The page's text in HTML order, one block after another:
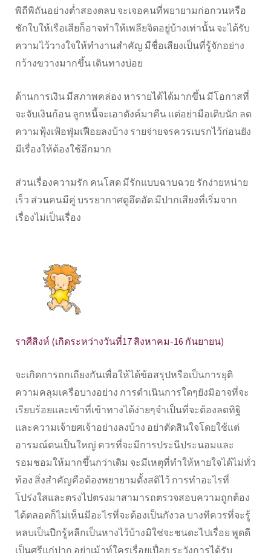
พิถีพิถันอย่างต่ำสองตลบ จะเจอคนที่พยายามก่อกวนหรือ
ชักใบให้เรือเสียก็อาจทำให้เพลียจิตอยู่บ้างเท่านั้น จะได้รับ
ความไว้วางใจให้ทำงานสำคัญ มีชื่อเสียงเป็นที่รู้จักอย่าง
กว้างขวางมากขึ้น เดินทางบ่อย
ด้านการเงิน มีสภาพคล่อง หารายได้ได้มากขึ้น มีโอกาสที่
จะจับเงินก้อน ลูกหนี้จะเอาตังค์มาคืน แต่อย่ามือเติบนัก ลด
ความฟุ้งเฟ้อฟุ่มเฟือยลงบ้าง รายจ่ายจรควรเบรกไว้ก่อนยัง
มีเรื่องให้ต้องใช้อีกมาก
ส่วนเรื่องความรัก คนโสด มีรักแบบฉาบฉวย รักง่ายหน่าย
เร็ว ส่วนคนมีคู่ บรรยากาศดูอึดอัด มีปากเสียงที่เริ่มจาก
เรื่องไม่เป็นเรื่อง
ราศีสิงห์ (เกิดระหว่างวันที่17 สิงหาคม-16 กันยายน)
จะเกิดการถกเถียงกันเพื่อให้ได้ข้อสรุปหรือเป็นการยุติ
ความคลุมเครือบางอย่าง การดำเนินการใดๆยังมิอาจที่จะ
เรียบร้อยและเข้าที่เข้าทางได้ง่ายๆจำเป็นที่จะต้องลดทิฐิ
และความเจ้ายศเจ้าอย่างลงบ้าง อย่าตัดสินใจโดยใช้แต่
อารมณ์ตนเป็นใหญ่ ควรที่จะมีการประนีประนอมและ
รอมชอมให้มากขึ้นกว่าเดิม จะมีเหตุที่ทำให้หายใจได้ไม่ทั่ว
ท้อง สิ่งสำคัญคือต้องพยายามตั้งสติไว้ การทำอะไรที่
โปร่งใสและตรงไปตรงมาสามารถตรวจสอบความถูกต้อง
ได้ตลอดก็ไม่เห็นมีอะไรที่จะต้องเป็นกังวล บางทีควรที่จะรู้
หลบเป็นปีกรู้หลีกเป็นหางไว้บ้างมิใช่จะชนดะไปเรื่อย พูดดี
เป็นศรีแก่ปาก อย่าเม้าท์ใครเรื่อยเปื่อย ระวังการได้รับ